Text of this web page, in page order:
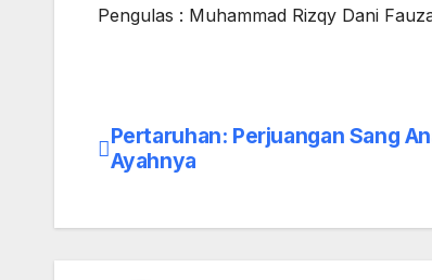
Pengulas : Muhammad Rizqy Dani
Post
Pertaruhan: Perjuangan Sang
Ayahnya